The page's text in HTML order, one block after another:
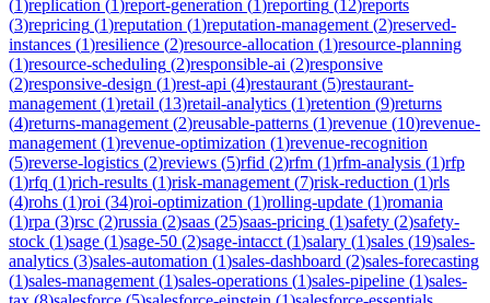
(1)replication (1)report-generation (1)reporting (12)reports
(3)repricing (1)reputation (1)reputation-management (2)reserved-
instances (1)resilience (2)resource-allocation (1)resource-planning
(1)resource-scheduling (2)responsible-ai (2)responsive
(2)responsive-design (1)rest-api (4)restaurant (5)restaurant-
management (1)retail (13)retail-analytics (1)retention (9)returns
(4)returns-management (2)reusable-patterns (1)revenue (10)revenue-
management (1)revenue-optimization (1)revenue-recognition
(5)reverse-logistics (2)reviews (5)rfid (2)rfm (1)rfm-analysis (1)rfp
(1)rfq (1)rich-results (1)risk-management (7)risk-reduction (1)rls
(4)rohs (1)roi (34)roi-optimization (1)rolling-update (1)romania
(1)rpa (3)rsc (2)russia (2)saas (25)saas-pricing (1)safety (2)safety-
stock (1)sage (1)sage-50 (2)sage-intacct (1)salary (1)sales (19)sales-
analytics (3)sales-automation (1)sales-dashboard (2)sales-forecasting
(1)sales-management (1)sales-operations (1)sales-pipeline (1)sales-